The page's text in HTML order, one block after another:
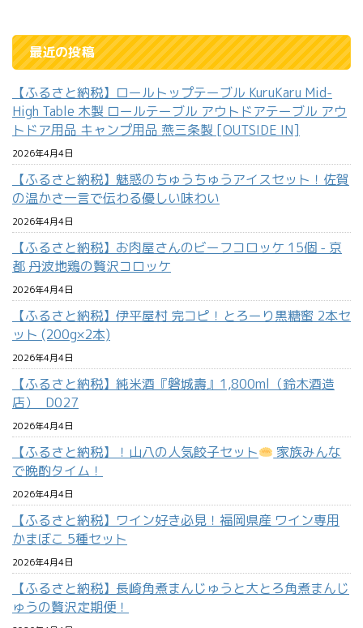
最近の投稿
【ふるさと納税】ロールトップテーブル KuruKaru Mid-
High Table 木製 ロールテーブル アウトドアテーブル アウ
トドア用品 キャンプ用品 燕三条製 [OUTSIDE IN]
2026年4月4日
【ふるさと納税】魅惑のちゅうちゅうアイスセット！佐賀
の温かさ一言で伝わる優しい味わい
2026年4月4日
【ふるさと納税】お肉屋さんのビーフコロッケ 15個 - 京
都 丹波地鶏の贅沢コロッケ
2026年4月4日
【ふるさと納税】伊平屋村 完コピ！とろーり黒糖蜜 2本セ
ット (200g×2本)
2026年4月4日
【ふるさと納税】純米酒『磐城壽』1,800ml（鈴木酒造
店）_D027
2026年4月4日
【ふるさと納税】！山八の人気餃子セット
家族みんな
で晩酌タイム！
2026年4月4日
【ふるさと納税】ワイン好き必見！福岡県産 ワイン専用
かまぼこ 5種セット
2026年4月4日
【ふるさと納税】長崎角煮まんじゅうと大とろ角煮まんじ
ゅうの贅沢定期便！